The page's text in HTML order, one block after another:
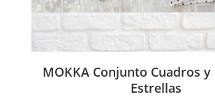
MOKKA Conjunto Cuadros
Estrellas